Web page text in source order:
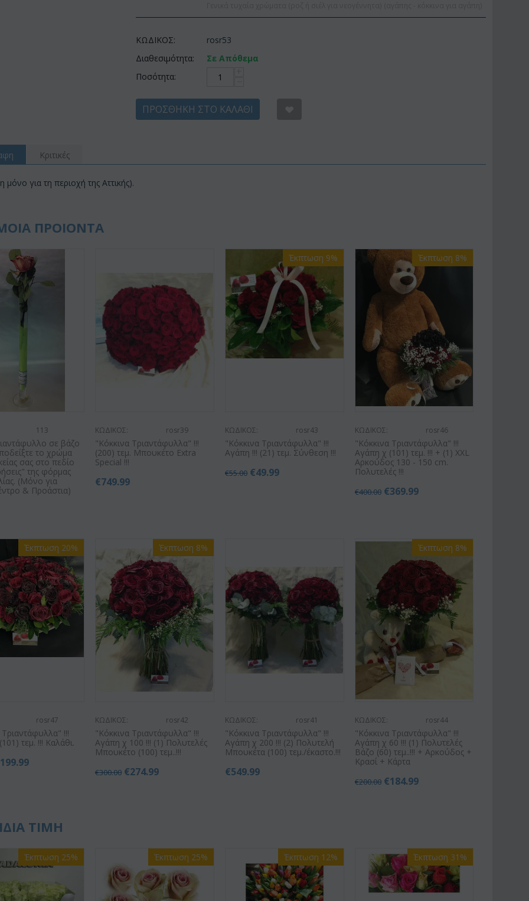
ΚΩΔΙΚΟΣ:
rosr53
Διαθεσιμότητα:
Σε Απόθεμα
Ποσότητα:
ΠΡΟΣΘΉΚΗ ΣΤΟ ΚΑΛΆΘΙ
Κριτικές
για τη περιοχή της Αττικής).
ΠΡΟΙΟΝΤΑ
113
σε βάζο
το χρώμα
σας στο πεδίο
της φόρμας
(Μόνο για
& Προάστια)
ΚΩΔΙΚΟΣ: rosr39
"Κόκκινα Τριαντάφυλλα" !!!
(200) τεμ. Μπουκέτο Extra
Special !!!
€749.99
Έκπτωση 9%
ΚΩΔΙΚΟΣ: rosr43
"Κόκκινα Τριαντάφυλλα" !!!
Αγάπη !!! (21) τεμ. Σύνθεση !!!
€55.00 €49.99
Έκπτωση 8%
ΚΩΔΙΚΟΣ: rosr46
"Κόκκινα Τριαντάφυλλα" !!!
Αγάπη χ (101) τεμ. !!! + (1) XXL
Αρκούδος 130 - 150 cm.
Πολυτελές !!!
€400.00 €369.99
Έκπτωση 20%
rosr47
Τριαντάφυλλα" !!!
τεμ. !!! Καλάθι.
199.99
Έκπτωση 8%
ΚΩΔΙΚΟΣ: rosr42
"Κόκκινα Τριαντάφυλλα" !!!
Αγάπη χ 100 !!! (1) Πολυτελές
Μπουκέτο (100) τεμ..!!!
€300.00 €274.99
ΚΩΔΙΚΟΣ: rosr41
"Κόκκινα Τριαντάφυλλα" !!!
Αγάπη χ 200 !!! (2) Πολυτελή
Μπουκέτα (100) τεμ./έκαστο.!!!
€549.99
Έκπτωση 8%
ΚΩΔΙΚΟΣ: rosr44
"Κόκκινα Τριαντάφυλλα" !!!
Αγάπη χ 60 !!! (1) Πολυτελές
Βάζο (60) τεμ..!!! + Αρκούδος +
Κρασί + Κάρτα
€200.00 €184.99
ΤΙΜΗ
Έκπτωση 25% Έκπτωση 25% Έκπτωση 12% Έκπτωση 31%